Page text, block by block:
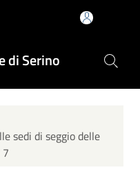
di Serino
sedi di seggio delle